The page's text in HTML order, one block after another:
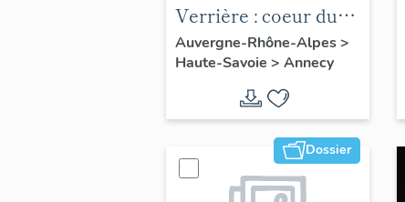
Verrière : coeur du
Christ timbré de son
monogramme et
entouré de la
couronne d' épines
(baie 107), verrière
figurée
Auvergne-Rhône-Alpes>
Haute-Savoie > Annecy
Dossier